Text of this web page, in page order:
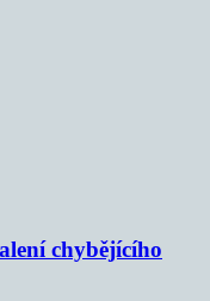
chybějícího